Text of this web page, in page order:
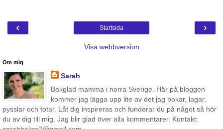
‹ ›
Startsida
Visa webbversion
Om mig
Sarah
Bakglad mamma i norra Sverige. Här på bloggen
kommer jag lägga upp lite av det jag bakar, lagar,
pysslar och fotar. Låt dig inspireras och funderar du på något så hör
du av dig till mig. Jag blir glad över alla kommentarer. Kontakt: